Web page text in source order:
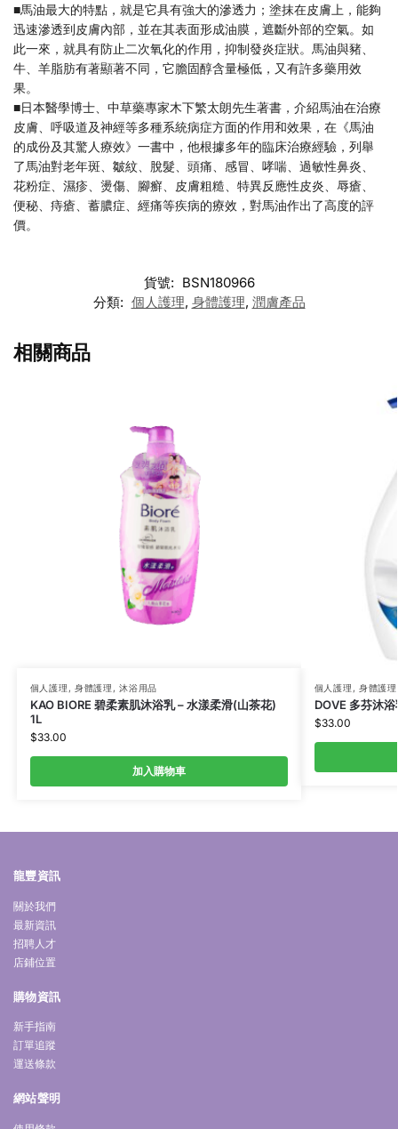
■馬油最大的特點，就是它具有強大的滲透力；塗抹在皮膚上，能夠
迅速滲透到皮膚內部，並在其表面形成油膜，遮斷外部的空氣。如
此一來，就具有防止二次氧化的作用，抑制發炎症狀。馬油與豬、
牛、羊脂肪有著顯著不同，它膽固醇含量極低，又有許多藥用效
果。
■日本醫學博士、中草藥專家木下繁太朗先生著書，介紹馬油在治療
皮膚、呼吸道及神經等多種系統病症方面的作用和效果，在《馬油
的成份及其驚人療效》一書中，他根據多年的臨床治療經驗，列舉
了馬油對老年斑、皺紋、脫髮、頭痛、感冒、哮喘、過敏性鼻炎、
花粉症、濕疹、燙傷、腳癬、皮膚粗糙、特異反應性皮炎、辱瘡、
便秘、痔瘡、蓄膿症、經痛等疾病的療效，對馬油作出了高度的評
價。
貨號: BSN180966
分類: 個人護理, 身體護理, 潤膚產品
相關商品
個人護理 , 身體護理 ,沐浴用品
KAO BIORE 碧柔素肌沐浴乳 – 水漾柔滑(山茶花)
1L
$33.00
加入購物車
個人護理 , 身體護理
DOVE 多芬沐
$33.00
龍豐資訊
關於我們
最新資訊
招聘人才
店鋪位置
購物資訊
新手指南
訂單追蹤
運送條款
網站聲明